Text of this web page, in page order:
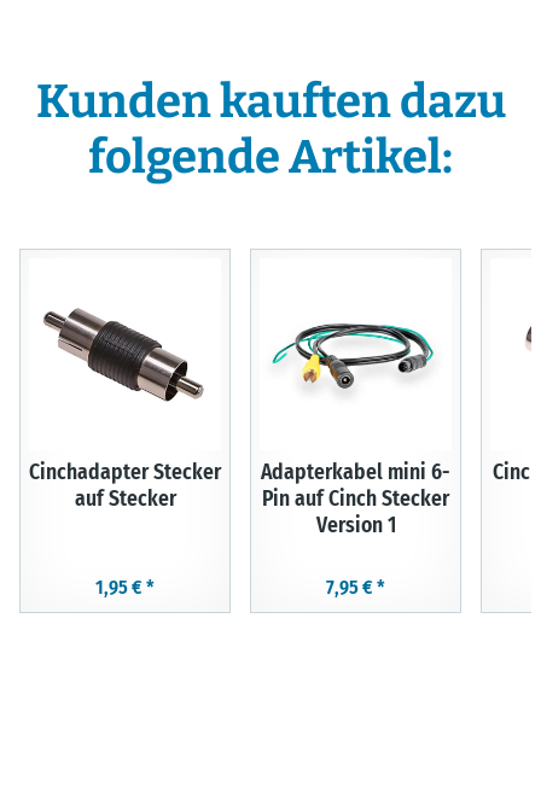
Kunden kauften dazu
folgende Artikel:
Cinchadapter Stecker
auf Stecker
1,95 € *
Adapterkabel mini 6-
Pin auf Cinch Stecker
Version 1
7,95 € *